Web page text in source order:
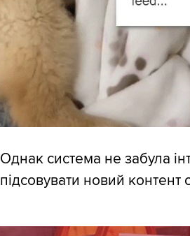
Однак система не забула
підсовувати новий контент